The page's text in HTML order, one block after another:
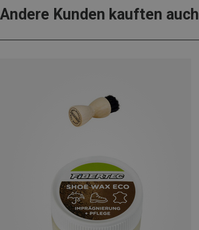
Andere Kunden kauften auch